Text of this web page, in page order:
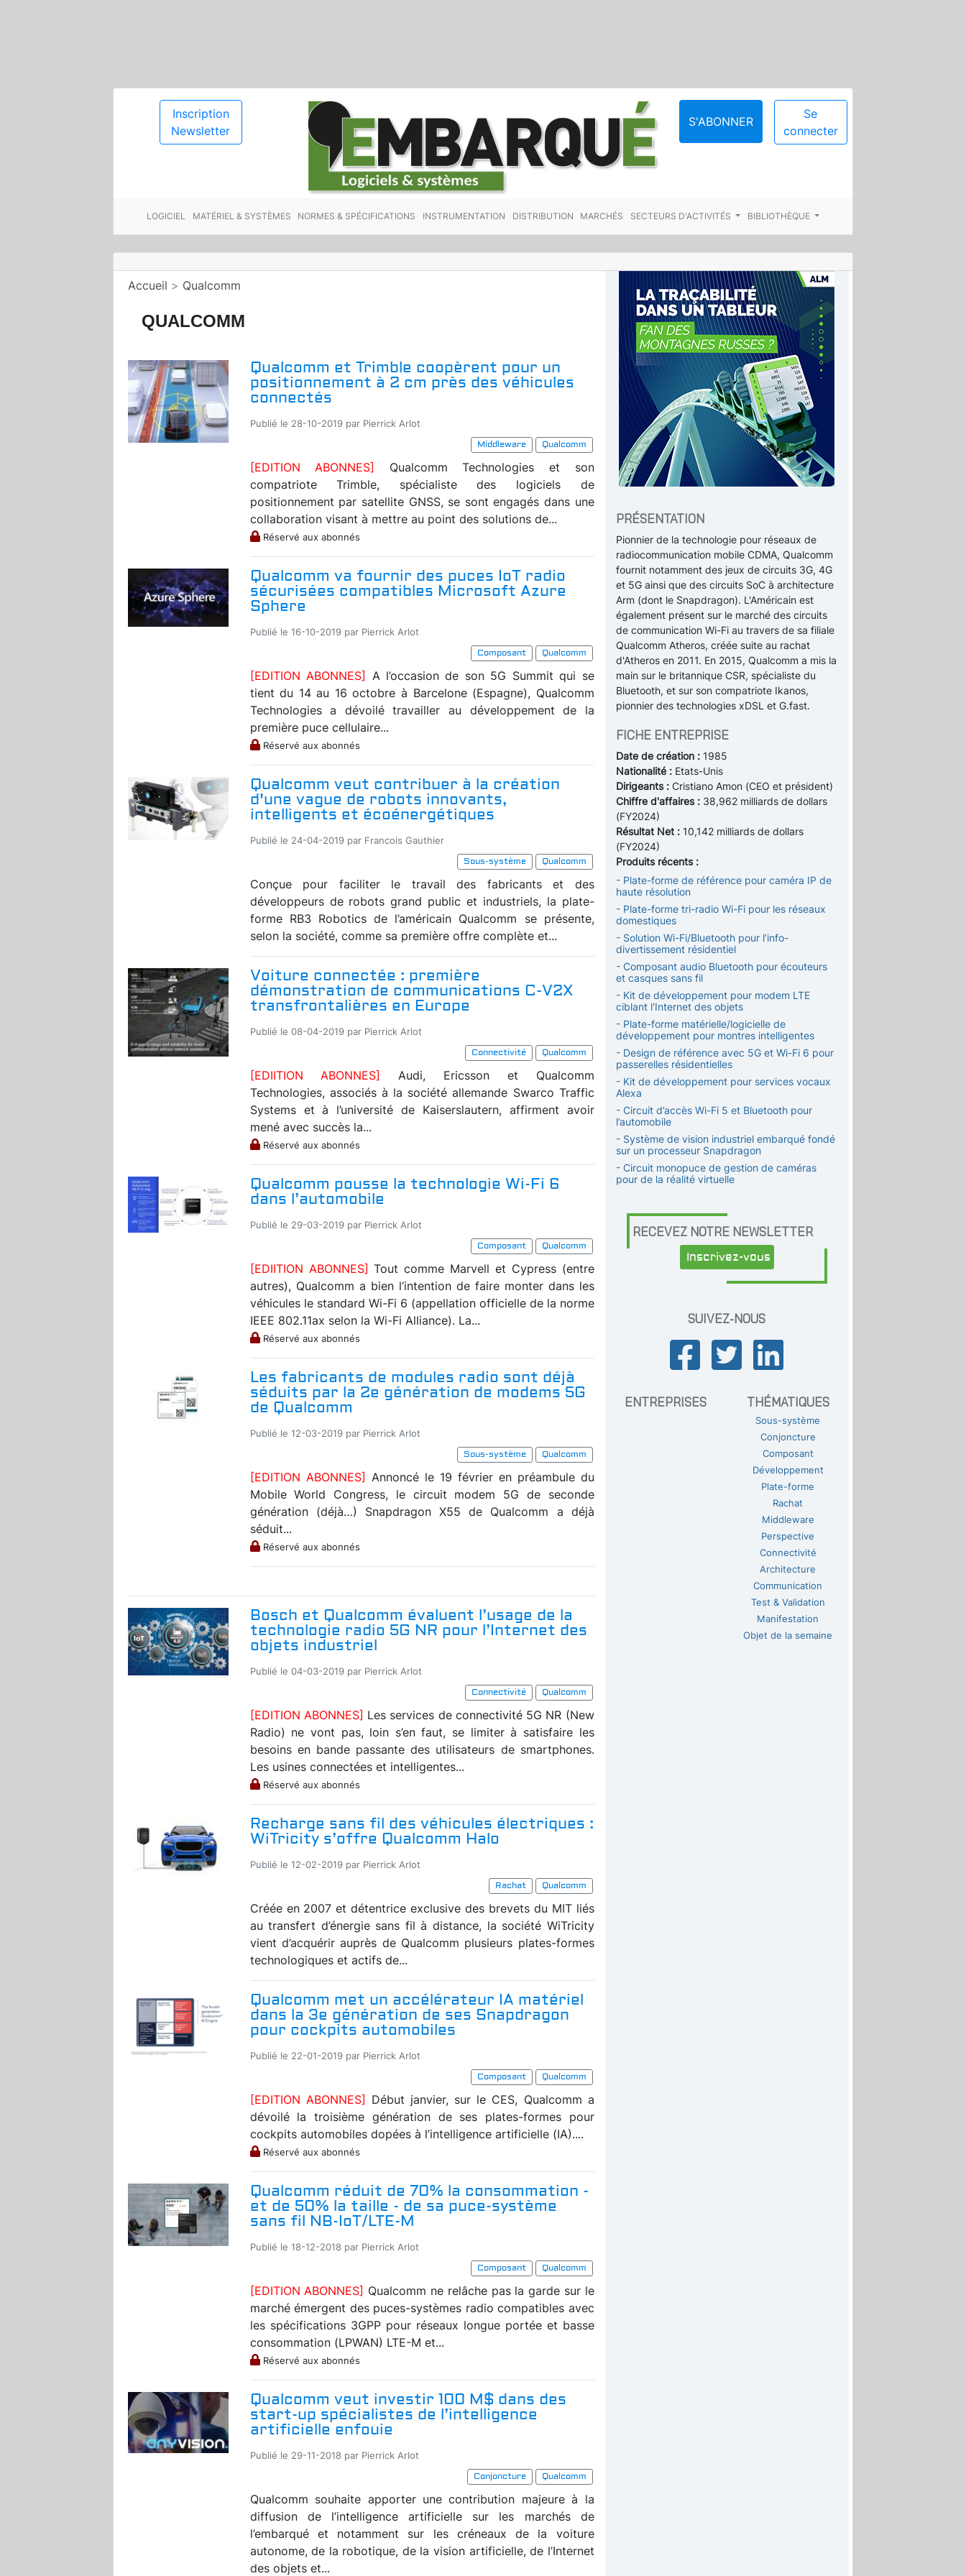
Inscription
Newsletter
S'ABONNER
Se
connecter
LOGICIEL MATÉRIEL & SYSTÈMES NORMES & SPÉCIFICATIONS INSTRUMENTATION DISTRIBUTION MARCHÉS SECTEURS D'ACTIVITÉS BIBLIOTHÈQUE
Accueil > Qualcomm
QUALCOMM
Qualcomm et Trimble coopèrent pour un
positionnement à 2 cm près des véhicules
connectés
Publié le 28-10-2019 par Pierrick Arlot
Middleware
Qualcomm
[EDITION ABONNES]
Qualcomm Technologies et son
compatriote Trimble, spécialiste des logiciels de
positionnement par satellite GNSS, se sont engagés dans une
collaboration visant à mettre au point des solutions de...
Réservé aux abonnés
Qualcomm va fournir des puces IoT radio
sécurisées compatibles Microsoft Azure
Sphere
Publié le 16-10-2019 par Pierrick Arlot
Composant
Qualcomm
[EDITION ABONNES] A l’occasion de son 5G Summit qui se
tient du 14 au 16 octobre à Barcelone (Espagne), Qualcomm
Technologies a dévoilé travailler au développement de la
première puce cellulaire...
Réservé aux abonnés
Qualcomm veut contribuer à la création
d'une vague de robots innovants,
intelligents et écoénergétiques
Publié le 24-04-2019 par Francois Gauthier
Sous-système
Qualcomm
Conçue pour faciliter le travail des fabricants et des
développeurs de robots grand public et industriels, la plate-
forme RB3 Robotics de l’américain Qualcomm se présente,
selon la société, comme sa première offre complète et...
Voiture connectée : première
démonstration de communications C-V2X
transfrontalières en Europe
Publié le 08-04-2019 par Pierrick Arlot
Connectivité
Qualcomm
[EDIITION ABONNES] Audi, Ericsson et Qualcomm
Technologies, associés à la société allemande Swarco Traffic
Systems et à l’université de Kaiserslautern, affirment avoir
mené avec succès la...
Réservé aux abonnés
Qualcomm pousse la technologie Wi-Fi 6
dans l’automobile
Publié le 29-03-2019 par Pierrick Arlot
Composant
Qualcomm
[EDIITION ABONNES]Tout comme Marvell et Cypress (entre
autres), Qualcomm a bien l’intention de faire monter dans les
véhicules le standard Wi-Fi 6 (appellation officielle de la norme
IEEE 802.11ax selon la Wi-Fi Alliance). La...
Réservé aux abonnés
Les fabricants de modules radio sont déjà
séduits par la 2e génération de modems 5G
de Qualcomm
Publié le 12-03-2019 par Pierrick Arlot
Sous-système
Qualcomm
[EDITION ABONNES] Annoncé le 19 février en préambule du
Mobile World Congress, le circuit modem 5G de seconde
génération (déjà…) Snapdragon X55 de Qualcomm a déjà
séduit...
Réservé aux abonnés
Bosch et Qualcomm évaluent l’usage de la
technologie radio 5G NR pour l’Internet des
objets industriel
Publié le 04-03-2019 par Pierrick Arlot
Connectivité
Qualcomm
[EDITION ABONNES] Les services de connectivité 5G NR (New
Radio) ne vont pas, loin s’en faut, se limiter à satisfaire les
besoins en bande passante des utilisateurs de smartphones.
Les usines connectées et intelligentes...
Réservé aux abonnés
Recharge sans fil des véhicules électriques :
WiTricity s’offre Qualcomm Halo
Publié le 12-02-2019 par Pierrick Arlot
Rachat
Qualcomm
Créée en 2007 et détentrice exclusive des brevets du MIT liés
au transfert d’énergie sans fil à distance, la société WiTricity
vient d’acquérir auprès de Qualcomm plusieurs plates-formes
technologiques et actifs de...
Qualcomm met un accélérateur IA matériel
dans la 3e génération de ses Snapdragon
pour cockpits automobiles
Publié le 22-01-2019 par Pierrick Arlot
Composant
Qualcomm
[EDITION ABONNES] Début janvier, sur le CES, Qualcomm a
dévoilé la troisième génération de ses plates-formes pour
cockpits automobiles dopées à l’intelligence artificielle (IA)....
Réservé aux abonnés
Qualcomm réduit de 70% la consommation -
et de 50% la taille - de sa puce-système
sans fil NB-IoT/LTE-M
Publié le 18-12-2018 par Pierrick Arlot
Composant
Qualcomm
[EDITION ABONNES] Qualcomm ne relâche pas la garde sur le
marché émergent des puces-systèmes radio compatibles avec
les spécifications 3GPP pour réseaux longue portée et basse
consommation (LPWAN) LTE-M et...
Réservé aux abonnés
Qualcomm veut investir 100 M$ dans des
start-up spécialistes de l’intelligence
artificielle enfouie
Publié le 29-11-2018 par Pierrick Arlot
Conjoncture
Qualcomm
Qualcomm souhaite apporter une contribution majeure à la
diffusion de l’intelligence artificielle sur les marchés de
l’embarqué et notamment sur les créneaux de la voiture
autonome, de la robotique, de la vision artificielle, de l’Internet
des objets et...
PRÉSENTATION
Pionnier de la technologie pour réseaux de
radiocommunication mobile CDMA, Qualcomm
fournit notamment des jeux de circuits 3G, 4G
et 5G ainsi que des circuits SoC à architecture
Arm (dont le Snapdragon). L'Américain est
également présent sur le marché des circuits
de communication Wi-Fi au travers de sa filiale
Qualcomm Atheros, créée suite au rachat
d'Atheros en 2011. En 2015, Qualcomm a mis la
main sur le britannique CSR, spécialiste du
Bluetooth, et sur son compatriote Ikanos,
pionnier des technologies xDSL et G.fast.
FICHE ENTREPRISE
Date de création : 1985
Nationalité : Etats-Unis
Dirigeants : Cristiano Amon (CEO et président)
Chiffre d'affaires : 38,962 milliards de dollars
(FY2024)
Résultat Net : 10,142 milliards de dollars
(FY2024)
Produits récents :
- Plate-forme de référence pour caméra IP de
haute résolution
- Plate-forme tri-radio Wi-Fi pour les réseaux
domestiques
- Solution Wi-Fi/Bluetooth pour l’info-
divertissement résidentiel
- Composant audio Bluetooth pour écouteurs
et casques sans fil
- Kit de développement pour modem LTE
ciblant l'Internet des objets
- Plate-forme matérielle/logicielle de
développement pour montres intelligentes
- Design de référence avec 5G et Wi-Fi 6 pour
passerelles résidentielles
- Kit de développement pour services vocaux
Alexa
- Circuit d’accès Wi-Fi 5 et Bluetooth pour
l’automobile
- Système de vision industriel embarqué fondé
sur un processeur Snapdragon
- Circuit monopuce de gestion de caméras
pour de la réalité virtuelle
RECEVEZ NOTRE NEWSLETTER
Inscrivez-vous
SUIVEZ-NOUS
ENTREPRISES THÉMATIQUES
Sous-système
Conjoncture
Composant
Développement
Plate-forme
Rachat
Middleware
Perspective
Connectivité
Architecture
Communication
Test & Validation
Manifestation
Objet de la semaine